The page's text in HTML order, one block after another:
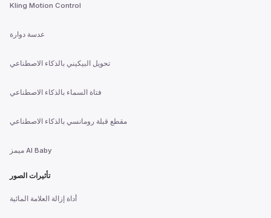
Kling Motion Control
عدسة دوارة
تحويل البيكيني بالذكاء الاصطناعي
فتاة السماء بالذكاء الاصطناعي
مقطع قبلة رومانسي بالذكاء الاصطناعي
ميمز AI Baby
تأثيرات الصور
أداة إزالة العلامة المائية